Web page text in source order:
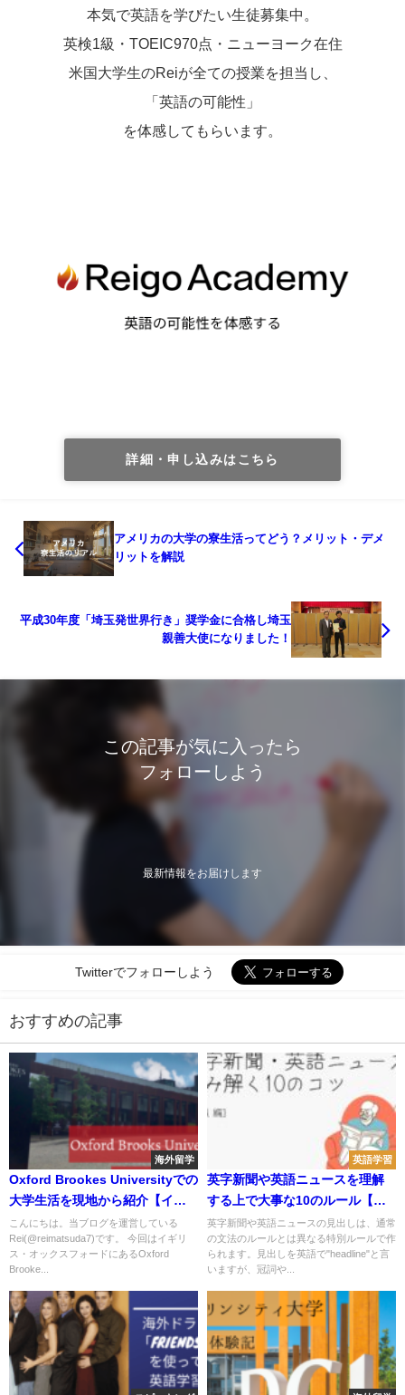
本気で英語を学びたい生徒募集中。
英検1級・TOEIC970点・ニューヨーク在住
米国大学生のReiが全ての授業を担当し、
「英語の可能性」
を体感してもらいます。
詳細・申し込みはこちら
アメリカの大学の寮生活ってどう？メリット・デメ
リットを解説
平成30年度「埼玉発世界行き」奨学金に合格し埼玉
親善大使になりました！
この記事が気に入ったら
フォローしよう
最新情報をお届けします
Twitterでフォローしよう
おすすめの記事
海外留学
Oxford Brookes Universityでの
大学生活を現地から紹介【イギ
リス大学院留学】
こんにちは。当ブログを運営している
Rei(@reimatsuda7)です。 今回はイギリ
ス・オックスフォードにあるOxford
Brooke...
英語学習
英字新聞や英語ニュースを理解
する上で大事な10のルール【見
出し編】
英字新聞や英語ニュースの見出しは、通常
の文法のルールとは異なる特別ルールで作
られます。見出しを英語で"headline"と言
いますが、冠詞や...